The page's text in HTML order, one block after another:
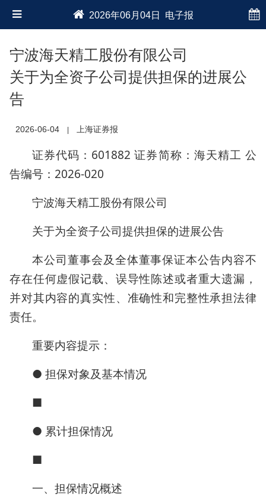
2026年06月04日 电子报
宁波海天精工股份有限公司
关于为全资子公司提供担保的进展公
告
2026-06-04 上海证券报
证券代码：601882 证券简称：海天精工 公
告编号：2026-020
宁波海天精工股份有限公司
关于为全资子公司提供担保的进展公告
本公司董事会及全体董事保证本公告内容不
存在任何虚假记载、误导性陈述或者重大遗漏，
并对其内容的真实性、准确性和完整性承担法律
责任。
重要内容提示：
● 担保对象及基本情况
■
● 累计担保情况
■
一、担保情况概述